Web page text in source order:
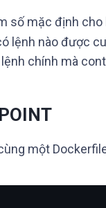
số mặc định
lệnh nào được
chính mà
một